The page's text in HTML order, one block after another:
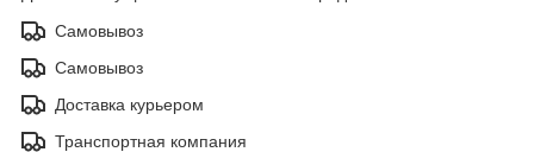
Самовывоз
Самовывоз
Доставка курьером
Транспортная компания